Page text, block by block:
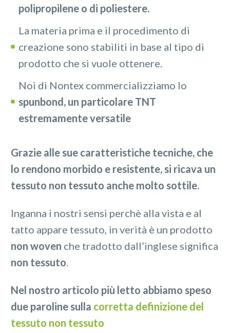
polipropilene o di poliestere.
La materia prima e il procedimento di
creazione sono stabiliti in base al tipo di
prodotto che si vuole ottenere.
Noi di Nontex commercializziamo lo
spunbond, un particolare TNT
estremamente versatile
Grazie alle sue caratteristiche tecniche, che
lo rendono morbido e resistente, si ricava un
tessuto non tessuto anche molto sottile.
Inganna i nostri sensi perchè alla vista e al
tatto appare tessuto, in verità è un prodotto
non woven che tradotto dall’inglese significa
non tessuto.
Nel nostro articolo più letto abbiamo speso
due paroline sulla corretta definizione del
tessuto non tessuto